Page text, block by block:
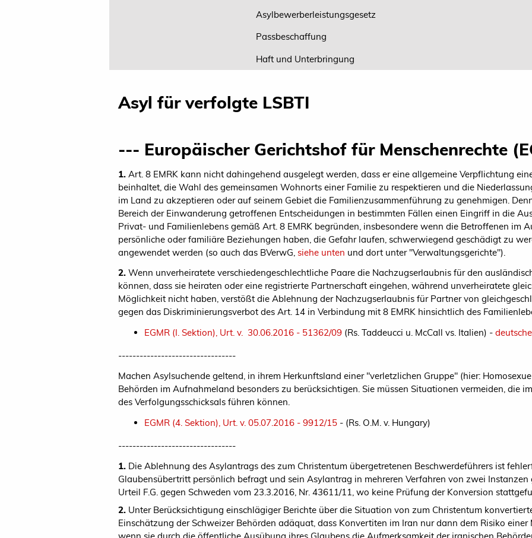
Asylbewerberleistungsgesetz
Passbeschaffung
Haft und Unterbringung
Asyl für verfolgte LSBTI
--- Europäischer Gerichtshof für Menschenrechte
1. Art. 8 EMRK kann nicht dahingehend ausgelegt werden, dass er eine allgemeine Verpflichtung
beinhaltet, die Wahl des gemeinsamen Wohnorts einer Familie zu respektieren und die
im Land zu akzeptieren oder auf seinem Gebiet die Familienzusammenführung zu genehmigen.
Bereich der Einwanderung getroffenen Entscheidungen in bestimmten Fällen einen Eingriff in die
Privat- und Familienlebens gemäß Art. 8 EMRK begründen, insbesondere wenn die Betroffenen im
persönliche oder familiäre Beziehungen haben, die Gefahr laufen, schwerwiegend geschädigt zu
angewendet werden (so auch das BVerwG, siehe unten und dort unter "Verwaltungsgerichte").
2. Wenn unverheiratete verschiedengeschlechtliche Paare die Nachzugserlaubnis für den
können, dass sie heiraten oder eine registrierte Partnerschaft eingehen, während unverheiratete
Möglichkeit nicht haben, verstößt die Ablehnung der Nachzugserlaubnis für Partner von
gegen das Diskriminierungsverbot des Art. 14 in Verbindung mit 8 EMRK hinsichtlich des
EGMR (I. Sektion), Urt. v. 30.06.2016 - 51362/09 (Rs. Taddeucci u. McCall vs. Italien) -
---------------------------------
Machen Asylsuchende geltend, in ihrem Herkunftsland einer "verletzlichen Gruppe" (hier:
Behörden im Aufnahmeland besonders zu berücksichtigen. Sie müssen Situationen vermeiden, die
des Verfolgungsschicksals führen können.
EGMR (4. Sektion), Urt. v. 05.07.2016 - 9912/15 - (Rs. O.M. v. Hungary)
---------------------------------
1. Die Ablehnung des Asylantrags des zum Christentum übergetretenen Beschwerdeführers ist
Glaubensübertritt persönlich befragt und sein Asylantrag in mehreren Verfahren von zwei
Urteil F.G. gegen Schweden vom 23.3.2016, Nr. 43611/11, wo keine Prüfung der Konversion
2. Unter Berücksichtigung einschlägiger Berichte über die Situation von zum Christentum
Einschätzung der Schweizer Behörden adäquat, dass Konvertiten im Iran nur dann dem Risiko